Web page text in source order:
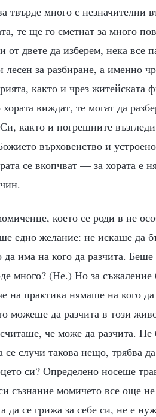
твърде много с незначителни
те ще го сметнат за много
двете да изберем, нека все
за разбиране, а именно
както и чрез житейската
виждат, те могат да
както и погрешните
върховенство и
се вкопчват — за хората е
което се роди в не
едно желание: не искаше да
има на кого да разчита.
много? (Не.) Но за
на практика нямаше на кого
можеше да разчита в този
че може да разчита.
случи такова нещо, трябва
си? Определено носеше
съзнание момичето все още
да се грижа за себе си, не е